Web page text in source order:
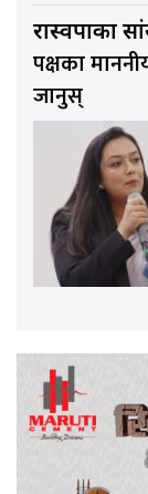
रास्वपाका
पक्षका
जानुस्